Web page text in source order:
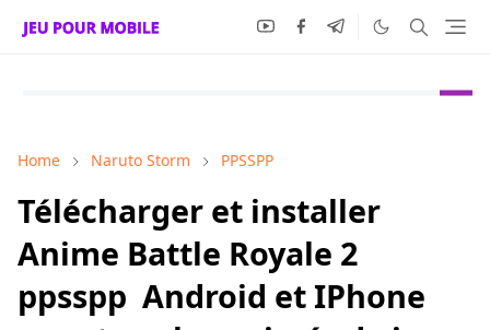
Home Naruto Storm PPSSPP
Télécharger et installer
Anime Battle Royale 2
ppsspp Android et IPhone